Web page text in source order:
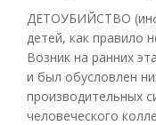
ДЕТОУБИЙСТВО
детей, как правило
Возник на ранних
и был обусловлен
производительных
человеческого